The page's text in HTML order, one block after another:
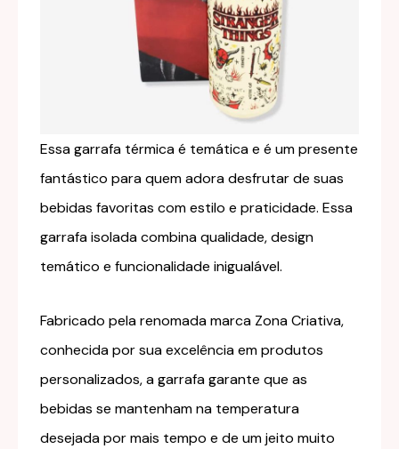
Essa garrafa térmica é temática e é um presente
fantástico para quem adora desfrutar de suas
bebidas favoritas com estilo e praticidade. Essa
garrafa isolada combina qualidade, design
temático e funcionalidade inigualável.
Fabricado pela renomada marca Zona Criativa,
conhecida por sua excelência em produtos
personalizados, a garrafa garante que as
bebidas se mantenham na temperatura
desejada por mais tempo e de um jeito muito